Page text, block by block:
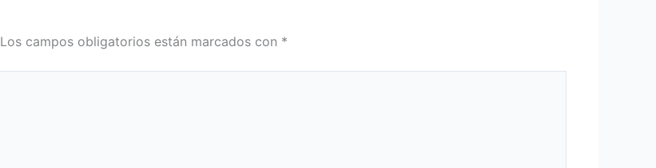
Los campos obligatorios están marcados con *